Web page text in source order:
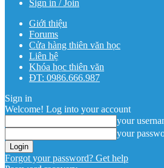
Sign in / Join
Giới thiệu
Forums
Cửa hàng thiên văn học
Liên hệ
Khóa học thiên văn
ĐT: 0986.666.987
Sign in
Welcome! Log into your account
your
your
Forgot your password? Get help